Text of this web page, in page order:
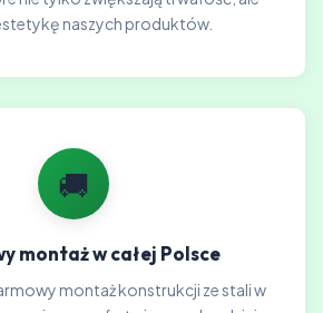
naszych produktów.
🚚
montaż w całej Polsce
montaż konstrukcji ze stali w